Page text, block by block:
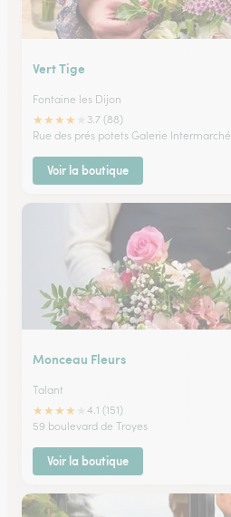
Vert Tige
Fontaine les Dijon
★★★★
3.7 (88)
Rue des prés potets Galerie Intermarché
Voir la boutique
Monceau Fleurs
Talant
★★★★
4.1 (151)
59 boulevard de Troyes
Voir la boutique